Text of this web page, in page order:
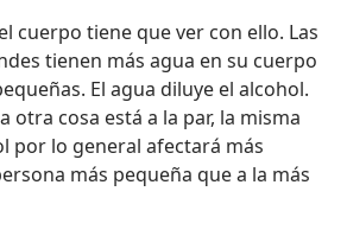
cuerpo tiene que ver con ello. Las
tienen más agua en su cuerpo
El agua diluye el alcohol.
otra cosa está a la par, la misma
por lo general afectará más
más pequeña que a la más